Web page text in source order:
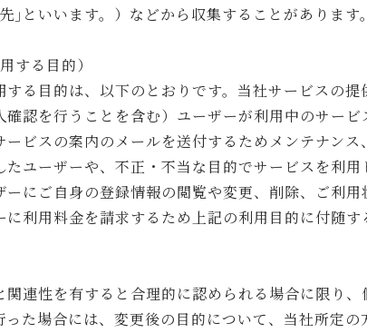
｣といいます。）などから収集することがあります。
する目的）
る目的は、以下のとおりです。当社サービスの
認を行うことを含む）ユーザーが利用中のサー
ビスの案内のメールを送付するためメンテナン
ユーザーや、不正・不当な目的でサービスを利
にご自身の登録情報の閲覧や変更、削除、ご利
利用料金を請求するため上記の利用目的に付随す
連性を有すると合理的に認められる場合に限り
った場合には、変更後の目的について、当社所定